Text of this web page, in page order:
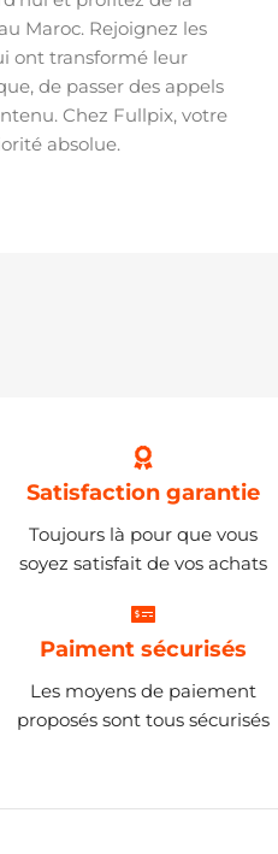
Maroc. Rejoignez les
ont transformé leur
de passer des appels
Chez Fullpix, votre
absolue.
Satisfaction garantie
Toujours là pour que vous
soyez satisfait de vos achats
Paiment sécurisés
Les moyens de paiement
proposés sont tous sécurisés